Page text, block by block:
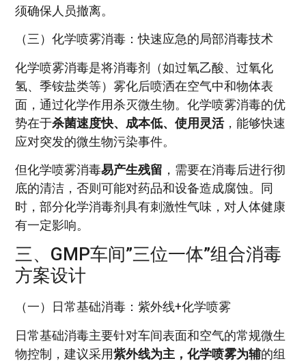
须确保人员撤离。
（三）化学喷雾消毒：快速应急的局部消毒技术
化学喷雾消毒是将消毒剂（如过氧乙酸、过氧化
氢、季铵盐类等）雾化后喷洒在空气中和物体表
面，通过化学作用杀灭微生物。化学喷雾消毒的优
势在于杀菌速度快、成本低、使用灵活，能够快速
应对突发的微生物污染事件。
但化学喷雾消毒易产生残留 ，需要在消毒后进行彻
底的清洁，否则可能对药品和设备造成腐蚀。同
时，部分化学消毒剂具有刺激性气味，对人体健康
有一定影响。
三、GMP车间”三位一体”组合消毒
方案设计
（一）日常基础消毒：紫外线+化学喷雾
日常基础消毒主要针对车间表面和空气的常规微生
物控制，建议采用紫外线为主，化学喷雾为辅的组